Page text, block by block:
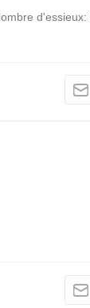
d'essieux